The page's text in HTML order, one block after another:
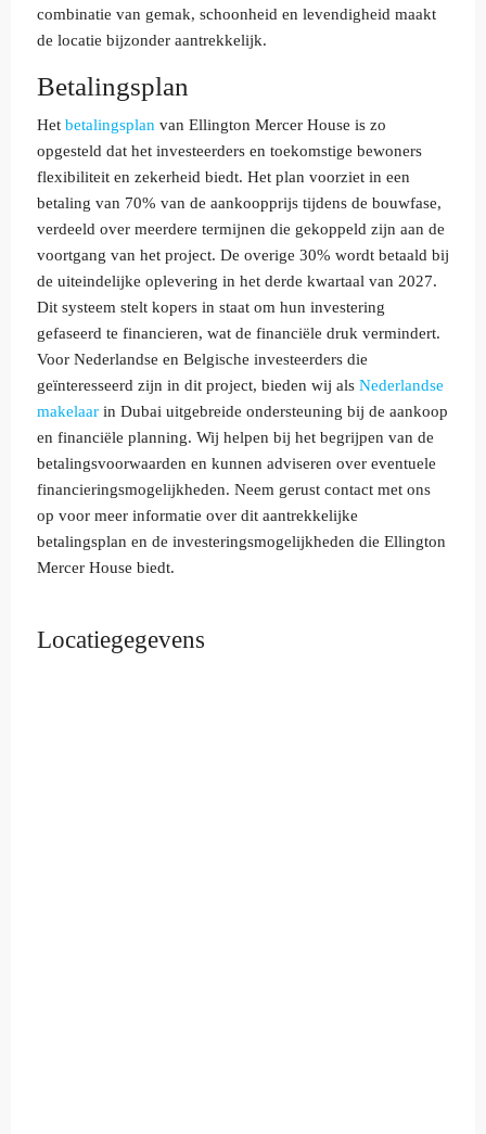
combinatie van gemak, schoonheid en levendigheid maakt
de locatie bijzonder aantrekkelijk.
Betalingsplan
Het betalingsplan van Ellington Mercer House is zo
opgesteld dat het investeerders en toekomstige bewoners
flexibiliteit en zekerheid biedt. Het plan voorziet in een
betaling van 70% van de aankoopprijs tijdens de bouwfase,
verdeeld over meerdere termijnen die gekoppeld zijn aan de
voortgang van het project. De overige 30% wordt betaald bij
de uiteindelijke oplevering in het derde kwartaal van 2027.
Dit systeem stelt kopers in staat om hun investering
gefaseerd te financieren, wat de financiële druk vermindert.
Voor Nederlandse en Belgische investeerders die
geïnteresseerd zijn in dit project, bieden wij als Nederlandse
makelaar in Dubai uitgebreide ondersteuning bij de aankoop
en financiële planning. Wij helpen bij het begrijpen van de
betalingsvoorwaarden en kunnen adviseren over eventuele
financieringsmogelijkheden. Neem gerust contact met ons
op voor meer informatie over dit aantrekkelijke
betalingsplan en de investeringsmogelijkheden die Ellington
Mercer House biedt.
Locatiegegevens